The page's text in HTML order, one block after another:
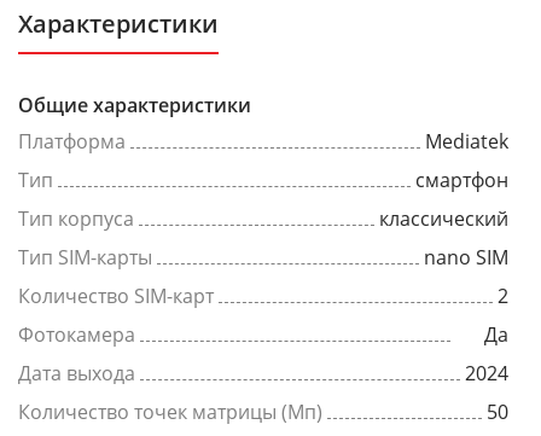
Характеристики
Общие характеристики
Платформа
Mediatek
Тип
смартфон
Тип корпуса
классический
Тип SIM-карты
nano SIM
Количество SIM-карт
2
Фотокамера
Да
Дата выхода
2024
Количество точек матрицы (Мп)
50